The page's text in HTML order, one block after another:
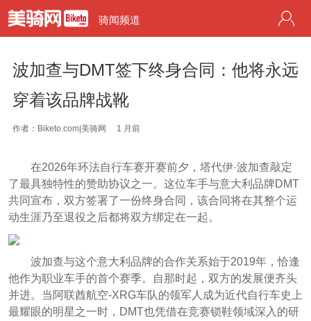
骑闻频道
波加查与DMT签下终身合同：他将永远
穿着该品牌战靴
作者：Biketo.com|美骑网 1 月前
在2026年环法自行车赛开赛前夕，塔代伊·波加查敲定
了最具独特性的赞助协议之一。这位车手与意大利品牌DMT
共同宣布，双方签署了一份终身合同，该合同将在其整个运
动生涯乃至退役之后都将双方绑定在一起。
波加查与这个意大利品牌的合作关系始于2019年，恰逢
他作为职业车手的首个赛季。自那时起，双方的发展便齐头
并进。当阿联酋航空-XRG车队的领军人成为近代自行车史上
最耀眼的明星之一时，DMT也凭借在竞赛锁鞋领域深入的研